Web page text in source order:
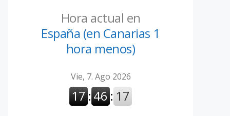
Hora actual en
España (en Canarias 1
hora menos)